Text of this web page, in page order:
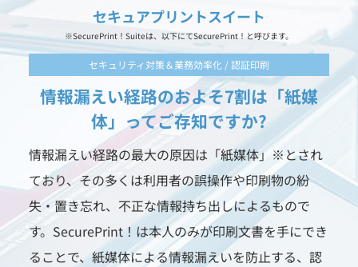
セキュアプリントスイート
※SecurePrint！Suiteは、以下にてSecurePrint！と呼びます。
セキュリティ対策＆業務効率化 / 認証印刷
情報漏えい経路のおよそ7割は「紙媒
体」ってご存知ですか?
情報漏えい経路の最大の原因は「紙媒体」※とされ
ており、その多くは利用者の誤操作や印刷物の紛
失・置き忘れ、不正な情報持ち出しによるもので
す。SecurePrint！は本人のみが印刷文書を手にでき
ることで、紙媒体による情報漏えいを防止する、認